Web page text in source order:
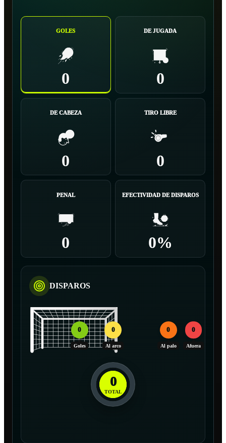
GOLES
0
DE JUGADA
0
DE CABEZA
0
TIRO LIBRE
0
PENAL
0
EFECTIVIDAD DE DISPAROS
0%
DISPAROS
0
Goles
0
Al arco
0
Al palo
0
Afuera
0
TOTAL